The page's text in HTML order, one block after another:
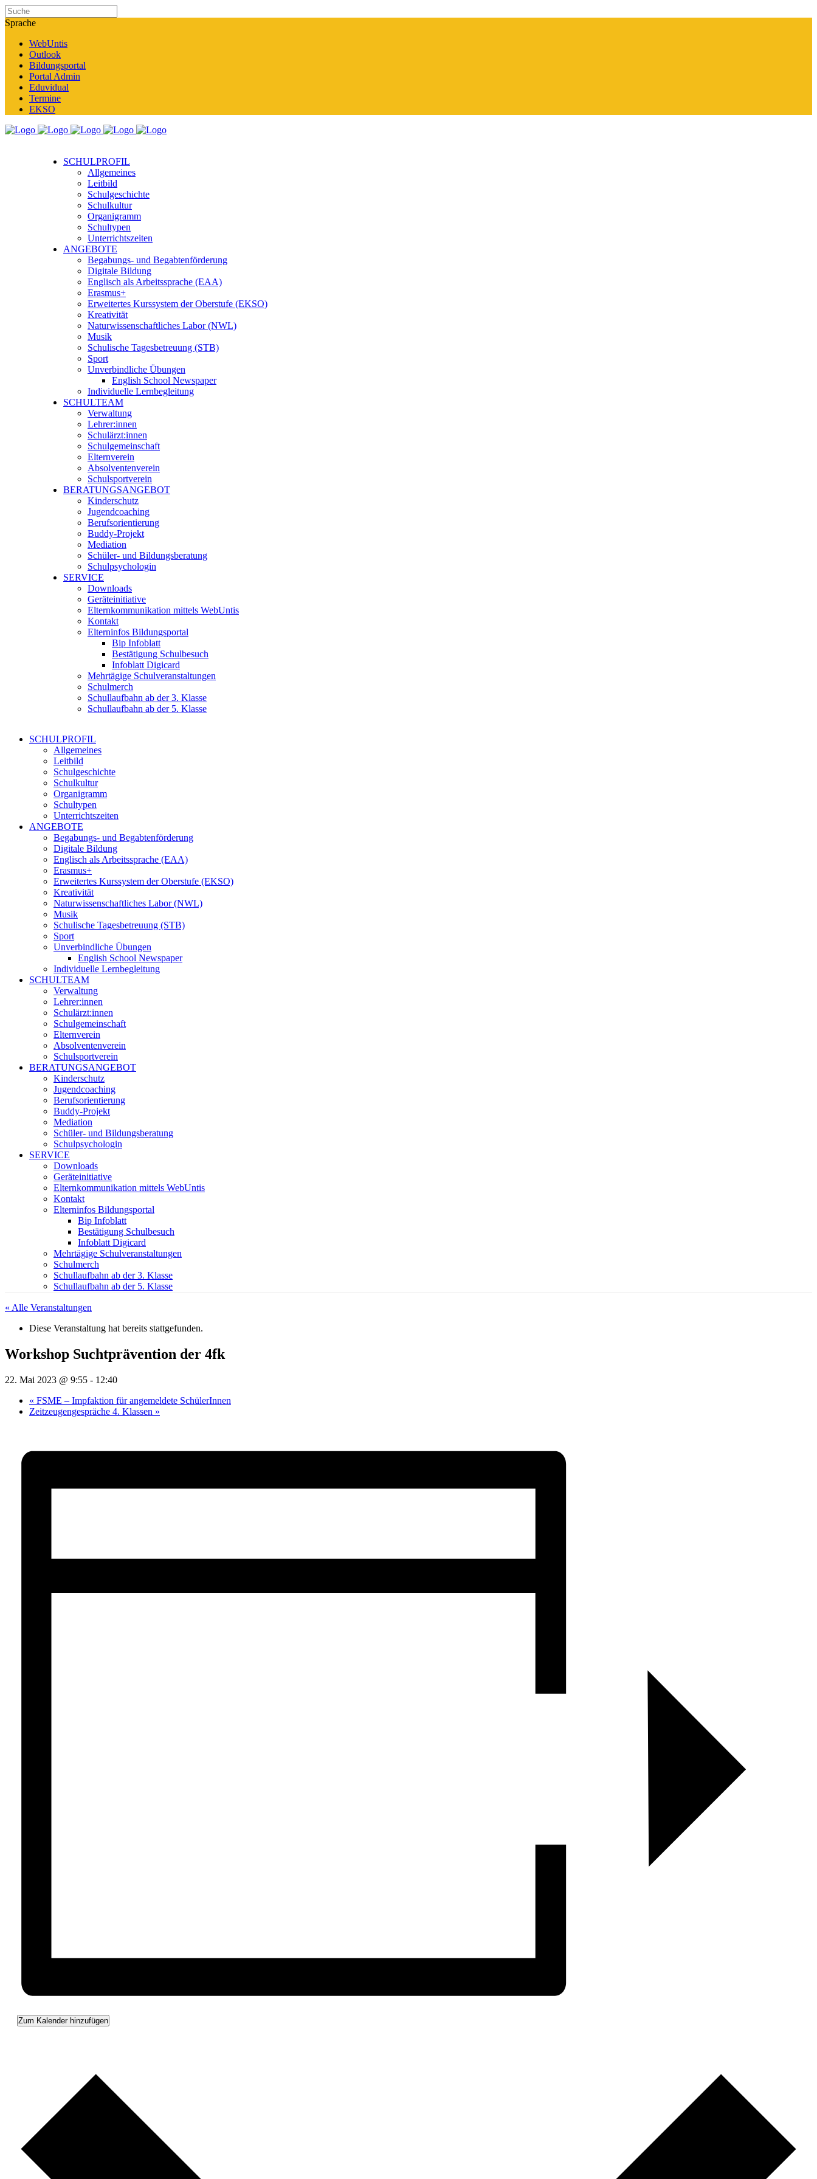
Sprache
WebUntis
Outlook
Bildungsportal
Portal Admin
Eduvidual
Termine
EKSO
SCHULPROFIL
Allgemeines
Leitbild
Schulgeschichte
Schulkultur
Organigramm
Schultypen
Unterrichtszeiten
ANGEBOTE
Begabungs- und Begabtenförderung
Digitale Bildung
Englisch als Arbeitssprache (EAA)
Erasmus+
Erweitertes Kurssystem der Oberstufe (EKSO)
Kreativität
Naturwissenschaftliches Labor (NWL)
Musik
Schulische Tagesbetreuung (STB)
Sport
Unverbindliche Übungen
English School Newspaper
Individuelle Lernbegleitung
SCHULTEAM
Verwaltung
Lehrer:innen
Schulärzt:innen
Schulgemeinschaft
Elternverein
Absolventenverein
Schulsportverein
BERATUNGSANGEBOT
Kinderschutz
Jugendcoaching
Berufsorientierung
Buddy-Projekt
Mediation
Schüler- und Bildungsberatung
Schulpsychologin
SERVICE
Downloads
Geräteinitiative
Elternkommunikation mittels WebUntis
Kontakt
Elterninfos Bildungsportal
Bip Infoblatt
Bestätigung Schulbesuch
Infoblatt Digicard
Mehrtägige Schulveranstaltungen
Schulmerch
Schullaufbahn ab der 3. Klasse
Schullaufbahn ab der 5. Klasse
SCHULPROFIL
Allgemeines
Leitbild
Schulgeschichte
Schulkultur
Organigramm
Schultypen
Unterrichtszeiten
ANGEBOTE
Begabungs- und Begabtenförderung
Digitale Bildung
Englisch als Arbeitssprache (EAA)
Erasmus+
Erweitertes Kurssystem der Oberstufe (EKSO)
Kreativität
Naturwissenschaftliches Labor (NWL)
Musik
Schulische Tagesbetreuung (STB)
Sport
Unverbindliche Übungen
English School Newspaper
Individuelle Lernbegleitung
SCHULTEAM
Verwaltung
Lehrer:innen
Schulärzt:innen
Schulgemeinschaft
Elternverein
Absolventenverein
Schulsportverein
BERATUNGSANGEBOT
Kinderschutz
Jugendcoaching
Berufsorientierung
Buddy-Projekt
Mediation
Schüler- und Bildungsberatung
Schulpsychologin
SERVICE
Downloads
Geräteinitiative
Elternkommunikation mittels WebUntis
Kontakt
Elterninfos Bildungsportal
Bip Infoblatt
Bestätigung Schulbesuch
Infoblatt Digicard
Mehrtägige Schulveranstaltungen
Schulmerch
Schullaufbahn ab der 3. Klasse
Schullaufbahn ab der 5. Klasse
« Alle Veranstaltungen
Diese Veranstaltung hat bereits stattgefunden.
Workshop Suchtprävention der 4fk
22. Mai 2023 @ 9:55 - 12:40
« FSME – Impfaktion für angemeldete SchülerInnen
Zeitzeugengespräche 4. Klassen »
Zum Kalender hinzufügen